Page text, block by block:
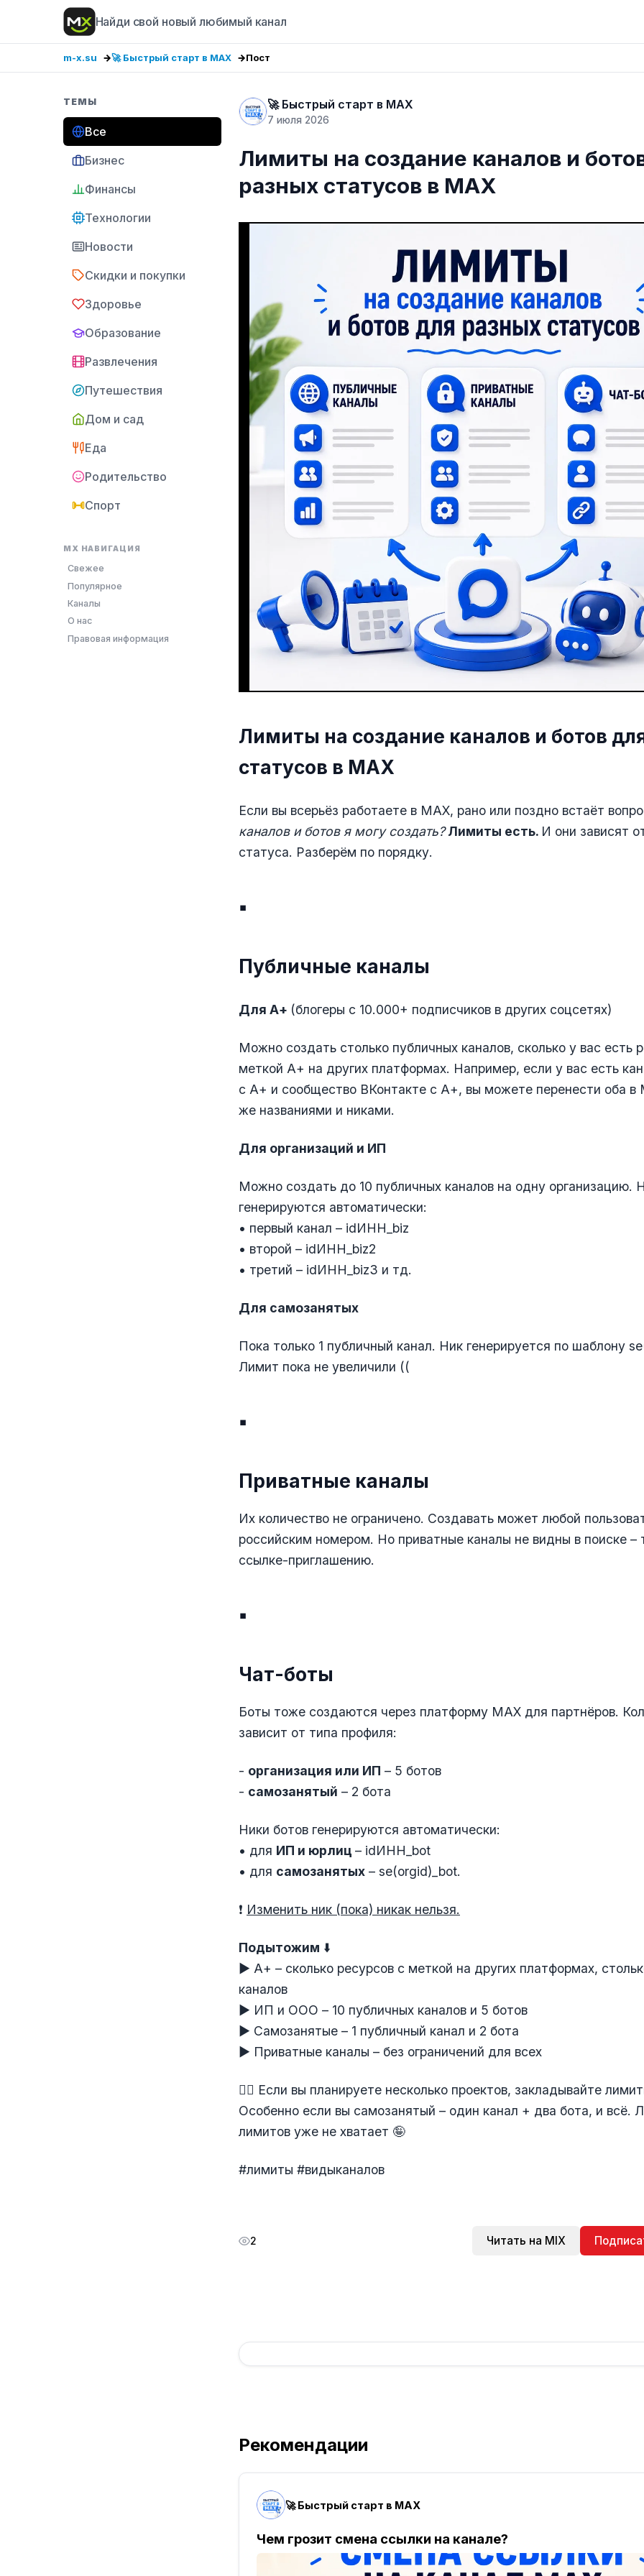
Найди свой новый любимый канал
m-x.su 🚀 Быстрый старт в MAX Пост
ТЕМЫ
Все
Бизнес
Финансы
Технологии
Новости
Скидки и покупки
Здоровье
Образование
Развлечения
Путешествия
Дом и сад
Еда
Родительство
Спорт
MX НАВИГАЦИЯ
Свежее
Популярное
Каналы
О нас
Правовая информация
🚀 Быстрый старт в MAX
7 июля 2026
Лимиты на создание каналов и
разных статусов в MAX
Лимиты на создание каналов и ботов
статусов в MAX
Если вы всерьёз работаете в MAX, рано или поздно встаёт
каналов и ботов я могу создать?Лимиты есть. И они зависят
статуса. Разберём по порядку.
▪️
Публичные каналы
Для А+ (блогеры с 10.000+ подписчиков в других соцсетях)
Можно создать столько публичных каналов, сколько у вас есть
меткой А+ на других платформах. Например, если у вас есть
с А+ и сообщество ВКонтакте с А+, вы можете перенести оба в
же названиями и никами.
Для организаций и ИП
Можно создать до 10 публичных каналов на одну организацию.
генерируются автоматически:
• первый канал – idИНН_biz
• второй – idИНН_biz2
• третий – idИНН_biz3 и тд.
Для самозанятых
Пока только 1 публичный канал. Ник генерируется по шаблону
Лимит пока не увеличили ((
▪️
Приватные каналы
Их количество не ограничено. Создавать может любой
российским номером. Но приватные каналы не видны в поиске –
ссылке-приглашению.
▪️
Чат-боты
Боты тоже создаются через платформу MAX для партнёров.
зависит от типа профиля:
- организация или ИП – 5 ботов
- самозанятый – 2 бота
Ники ботов генерируются автоматически:
• для ИП и юрлиц – idИНН_bot
• для самозанятых – se(orgid)_bot.
❗️ Изменить ник (пока) никак нельзя.
Подытожим ⬇️
► А+ – сколько ресурсов с меткой на других платформах,
каналов
► ИП и ООО – 10 публичных каналов и 5 ботов
► Самозанятые – 1 публичный канал и 2 бота
► Приватные каналы – без ограничений для всех
☝🏻 Если вы планируете несколько проектов, закладывайте
Особенно если вы самозанятый – один канал + два бота, и всё.
лимитов уже не хватает 🤪
#лимиты #видыканалов
2 Читать на MIX
Рекомендации
🚀 Быстрый старт в MAX
Чем грозит смена ссылки на канале?